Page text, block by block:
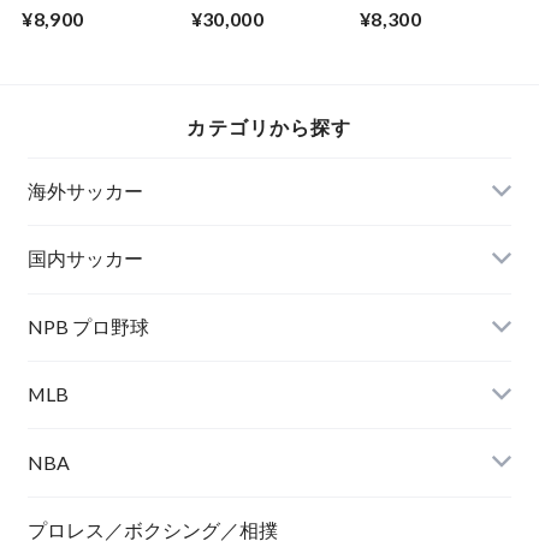
¥8,900
KINGS HOBBY
¥30,000
トレーディングカー
¥8,300
カテゴリから探す
海外サッカー
国内サッカー
NPB プロ野球
MLB
NBA
プロレス／ボクシング／相撲